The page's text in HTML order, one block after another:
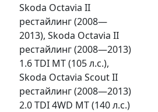
Skoda Octavia II
рестайлинг (2008—
2013), Skoda Octavia II
рестайлинг (2008—2013)
1.6 TDI MT (105 л.с.),
Skoda Octavia Scout II
рестайлинг (2008—2013)
2.0 TDI 4WD MT (140 л.с.)